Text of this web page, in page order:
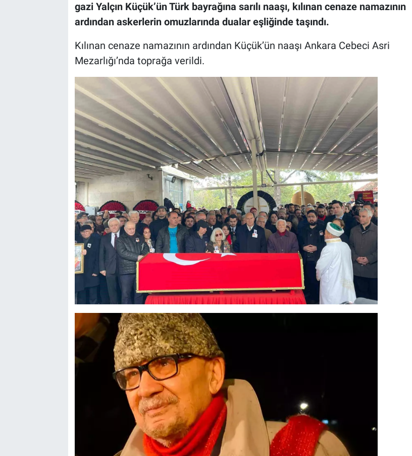
gazi Yalçın Küçük’ün Türk bayrağına sarılı naaşı, kılınan cenaze namazının
ardından askerlerin omuzlarında dualar eşliğinde taşındı.
Kılınan cenaze namazının ardından Küçük’ün naaşı Ankara Cebeci Asri
Mezarlığı’nda toprağa verildi.